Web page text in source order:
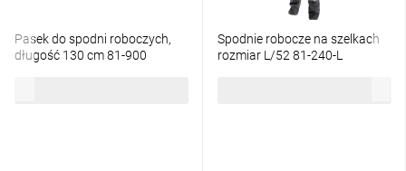
Pasek do spodni roboczych,
długość 130 cm 81-900
Spodnie robocze na szelkach
rozmiar L/52 81-240-L